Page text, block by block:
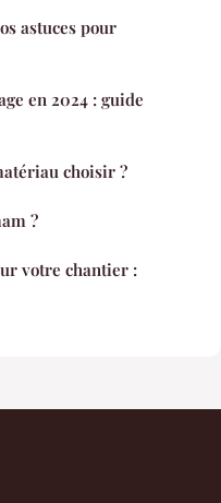
astuces pour
en 2024 : guide
choisir ?
?
votre chantier :